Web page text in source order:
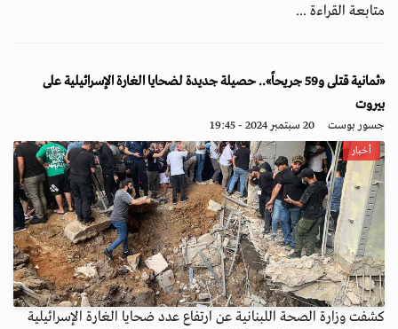
متابعة القراءة ...
«ثمانية قتلى و59 جريحاً».. حصيلة جديدة لضحايا الغارة الإسرائيلية على
بيروت
جسور بوست 20 سبتمبر 2024 - 19:45
أخبار
كشفت وزارة الصحة اللبنانية عن ارتفاع عدد ضحايا الغارة الإسرائيلية